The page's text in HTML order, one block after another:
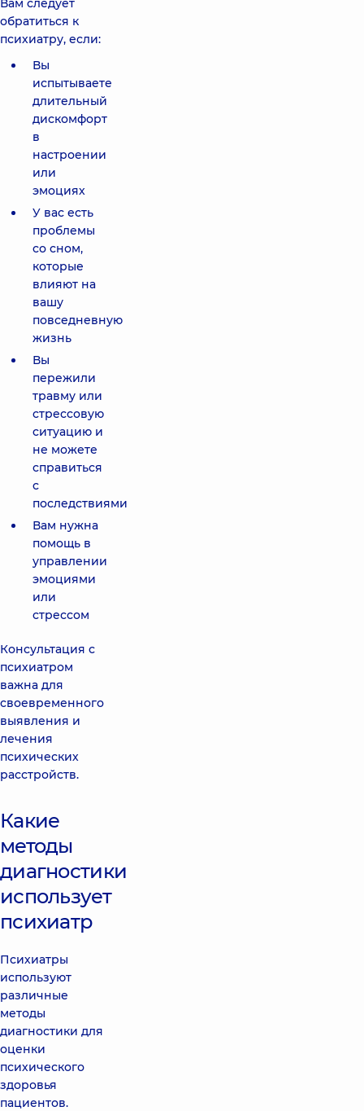
Вам следует
обратиться к
психиатру, если:
Вы
испытываете
длительный
дискомфорт
в
настроении
или
эмоциях
У вас есть
проблемы
со сном,
которые
влияют на
вашу
повседневную
жизнь
Вы
пережили
травму или
стрессовую
ситуацию и
не можете
справиться
с
последствиями
Вам нужна
помощь в
управлении
эмоциями
или
стрессом
Консультация с
психиатром
важна для
своевременного
выявления и
лечения
психических
расстройств.
Какие
методы
диагностики
использует
психиатр
Психиатры
используют
различные
методы
диагностики для
оценки
психического
здоровья
пациентов.